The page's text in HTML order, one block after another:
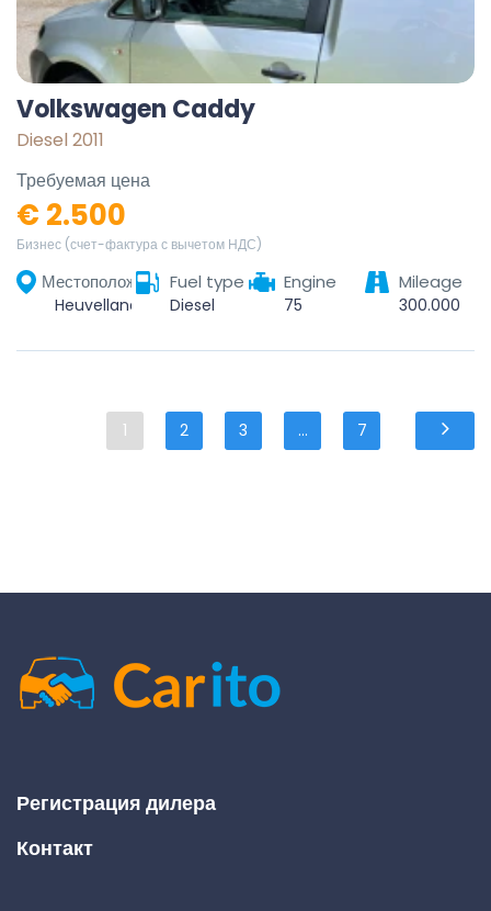
Volkswagen Caddy
Diesel 2011
Требуемая цена
€ 2.500
Бизнес (счет-фактура с вычетом НДС)
МестоположениеFuel type
Diesel
Engine
75
Mileage
300.000
1 2 3 ... 7
Регистрация дилера
Контакт